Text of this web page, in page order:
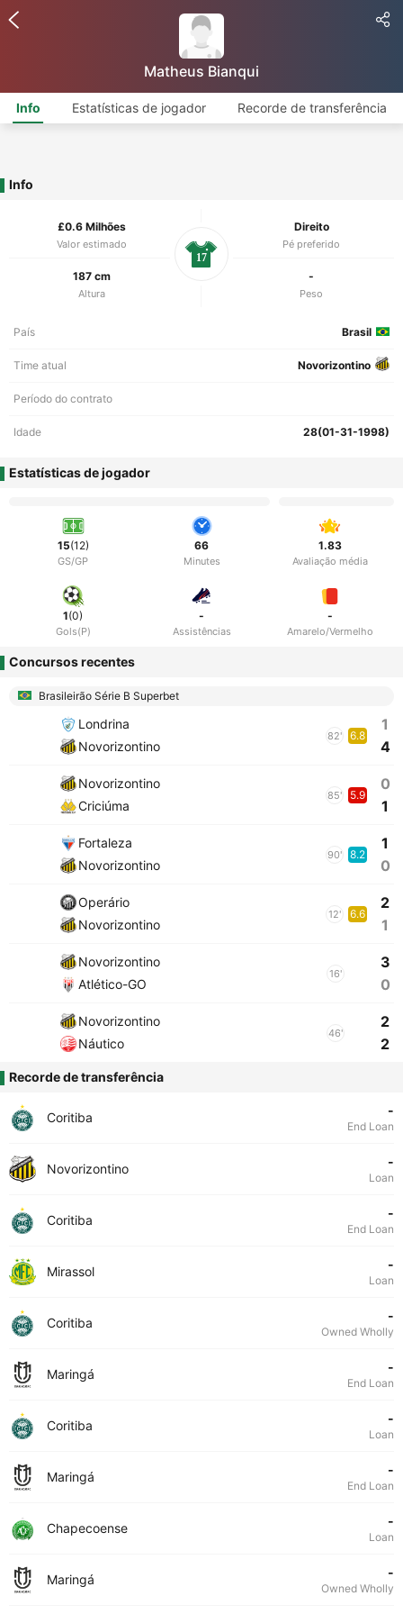
Matheus Bianqui
Info Estatísticas de jogador Recorde de transferência
Info
£0.6 Milhões
Valor estimado
Direito
Pé preferido
187 cm
Altura
-
Peso
17
País Brasil
Time atual Novorizontino
Período do contrato
Idade 28(01-31-1998)
Estatísticas de jogador
15(12)
GS/GP
66
Minutes
1.83
Avaliação média
1(0)
Gols(P)
-
Assistências
-
Amarelo/Vermelho
Concursos recentes
Brasileirão Série B Superbet
Londrina
Novorizontino
82' 6.8
1
4
Novorizontino
Criciúma
85' 5.9
0
1
Fortaleza
Novorizontino
90' 8.2
1
0
Operário
Novorizontino
12' 6.6
2
1
Novorizontino
Atlético-GO
16'
3
0
Novorizontino
Náutico
46'
2
2
Recorde de transferência
Coritiba -
End Loan
Novorizontino -
Loan
Coritiba -
End Loan
Mirassol -
Loan
Coritiba -
Owned Wholly
Maringá -
End Loan
Coritiba -
Loan
Maringá -
End Loan
Chapecoense -
Loan
Maringá -
Owned Wholly